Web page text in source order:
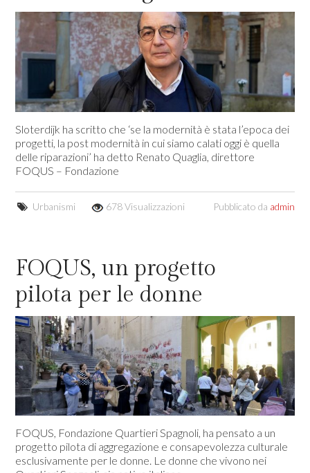
Sloterdijk ha scritto che ‘se la modernità è stata l’epoca dei
progetti, la post modernità in cui siamo calati oggi è quella
delle riparazioni’ ha detto Renato Quaglia, direttore
FOQUS – Fondazione
Urbanismi 678 Visualizzazioni Pubblicato da admin
FOQUS, un progetto
pilota per le donne
FOQUS, Fondazione Quartieri Spagnoli, ha pensato a un
progetto pilota di aggregazione e consapevolezza culturale
esclusivamente per le donne. Le donne che vivono nei